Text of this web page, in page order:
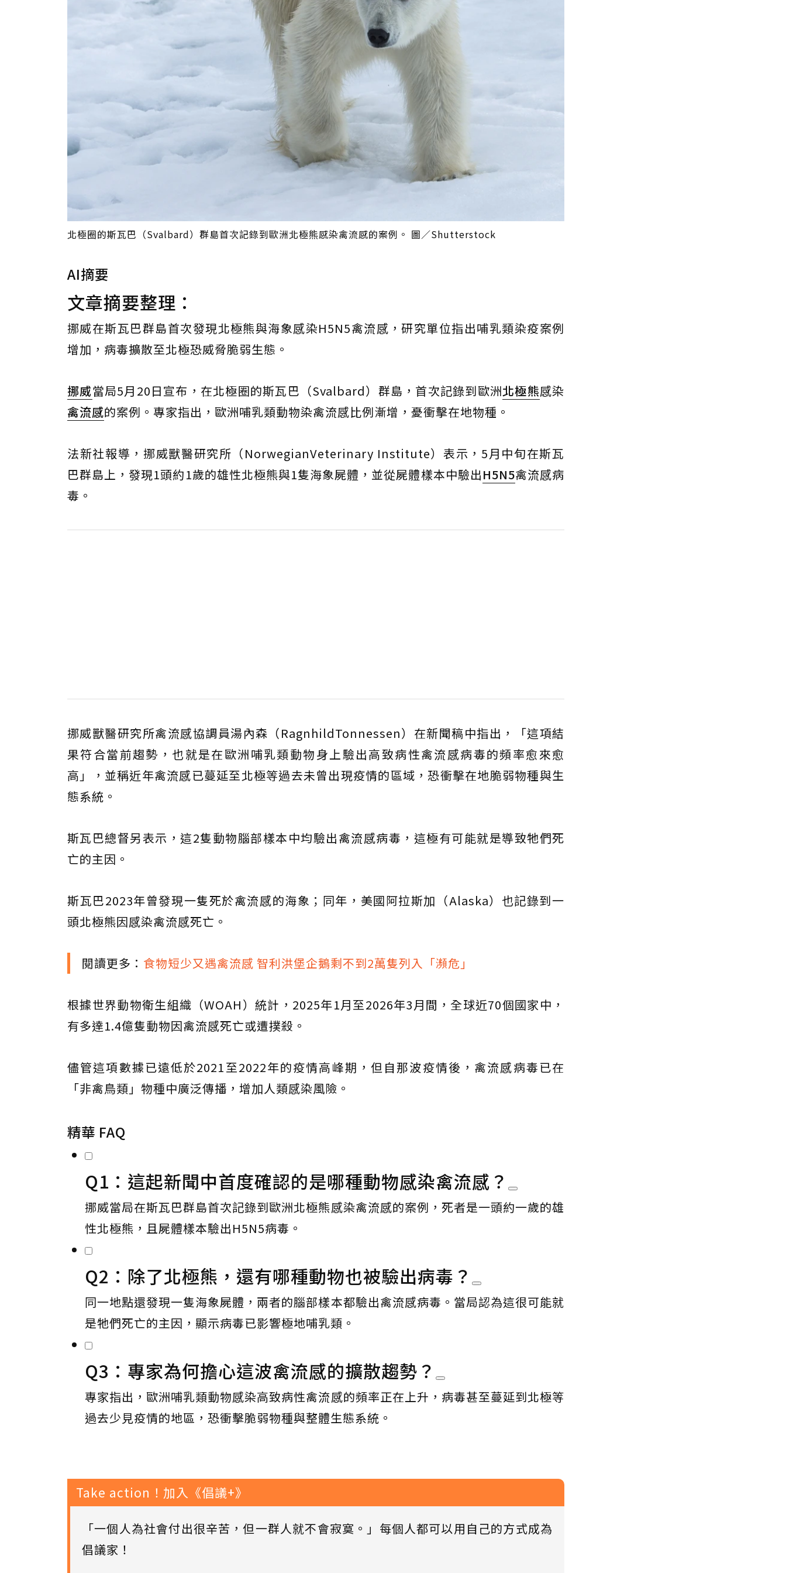
北極圈的斯瓦巴（Svalbard）群島首次記錄到歐洲北極熊感染禽流感的案例。 圖／Shutterstock
AI摘要
文章摘要整理：
挪威在斯瓦巴群島首次發現北極熊與海象感染H5N5禽流感，研究單位指出哺乳類染疫案例
增加，病毒擴散至北極恐威脅脆弱生態。
挪威當局5月20日宣布，在北極圈的斯瓦巴（Svalbard）群島，首次記錄到歐洲北極熊感染
禽流感的案例。專家指出，歐洲哺乳類動物染禽流感比例漸增，憂衝擊在地物種。
法新社報導，挪威獸醫研究所（NorwegianVeterinary Institute）表示，5月中旬在斯瓦
巴群島上，發現1頭約1歲的雄性北極熊與1隻海象屍體，並從屍體樣本中驗出H5N5禽流感病
毒。
挪威獸醫研究所禽流感協調員湯內森（RagnhildTonnessen）在新聞稿中指出，「這項結
果符合當前趨勢，也就是在歐洲哺乳類動物身上驗出高致病性禽流感病毒的頻率愈來愈
高」，並稱近年禽流感已蔓延至北極等過去未曾出現疫情的區域，恐衝擊在地脆弱物種與生
態系統。
斯瓦巴總督另表示，這2隻動物腦部樣本中均驗出禽流感病毒，這極有可能就是導致牠們死
亡的主因。
斯瓦巴2023年曾發現一隻死於禽流感的海象；同年，美國阿拉斯加（Alaska）也記錄到一
頭北極熊因感染禽流感死亡。
閱讀更多： 食物短少又遇禽流感 智利洪堡企鵝剩不到2萬隻列入「瀕危」
根據世界動物衛生組織（WOAH）統計，2025年1月至2026年3月間，全球近70個國家中，
有多達1.4億隻動物因禽流感死亡或遭撲殺。
儘管這項數據已遠低於2021至2022年的疫情高峰期，但自那波疫情後，禽流感病毒已在
「非禽鳥類」物種中廣泛傳播，增加人類感染風險。
精華 FAQ
Q1：這起新聞中首度確認的是哪種動物感染禽流感？
挪威當局在斯瓦巴群島首次記錄到歐洲北極熊感染禽流感的案例，死者是一頭約一歲的雄
性北極熊，且屍體樣本驗出H5N5病毒。
Q2：除了北極熊，還有哪種動物也被驗出病毒？
同一地點還發現一隻海象屍體，兩者的腦部樣本都驗出禽流感病毒。當局認為這很可能就
是牠們死亡的主因，顯示病毒已影響極地哺乳類。
Q3：專家為何擔心這波禽流感的擴散趨勢？
專家指出，歐洲哺乳類動物感染高致病性禽流感的頻率正在上升，病毒甚至蔓延到北極等
過去少見疫情的地區，恐衝擊脆弱物種與整體生態系統。
Take action！加入《倡議+》
「一個人為社會付出很辛苦，但一群人就不會寂寞。」每個人都可以用自己的方式成為
倡議家！